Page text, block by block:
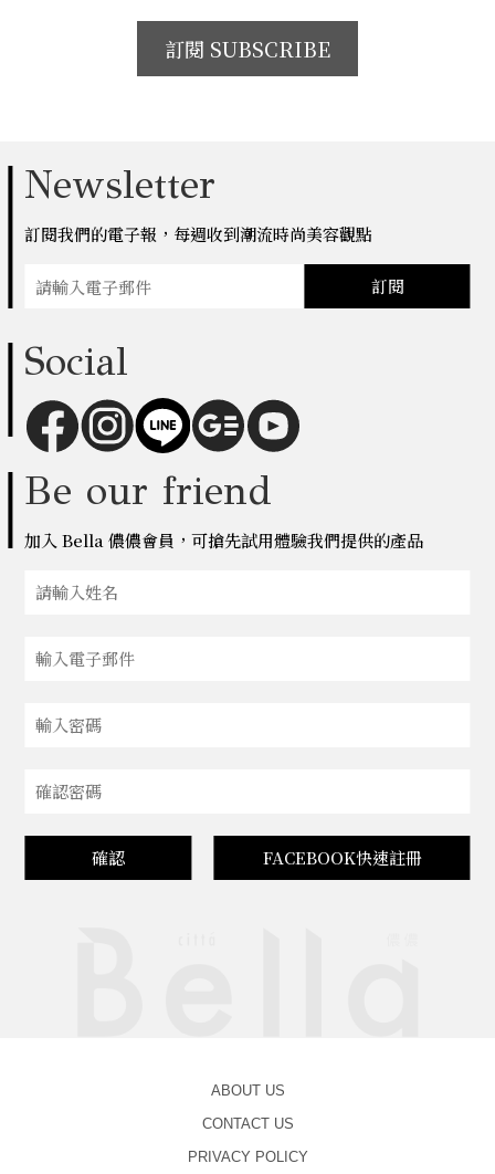
訂閱 SUBSCRIBE
Newsletter
訂閱我們的電子報，每週收到潮流時尚美容觀點
訂閱
Social
Be our friend
加入 Bella 儂儂會員，可搶先試用體驗我們提供的產品
確認 FACEBOOK快速註冊
ABOUT US
CONTACT US
PRIVACY POLICY